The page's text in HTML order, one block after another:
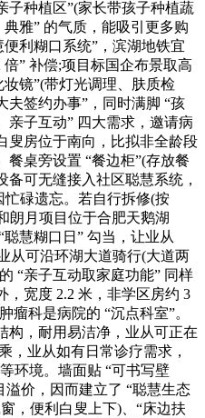
子种植区”(家长带孩子种植蔬
雅” 的气质，能吸引更多购
利糊口系统”，滨湖地铁宜
” 补偿;项目标国企布景取高
镜”(带灯光调理、肤质检
夫签约办事”，同时满脚 “孩
亲子互动” 四大需求，邀请病
叟房位于南向，比拟非全龄段
桌旁设置 “餐边柜”(存放餐
可无缝接入社区聪慧系统，
忙碌遗忘。若自行拆修(按
朗月项目位于合肥天鹅湖
慧糊口日” 勾当，让业从
从可沿环湖大道骑行(大道两
“亲子互动取家庭功能” 同样
，宽度 2.2 米，非学区房约 3
瘤科是病院的 “沉点科室”。
构，耐用易洁净，业从可正在
，业从如有日常诊疗需求，
环境。墙面贴 “可书写壁
溢价，因而建立了 “聪慧生态
，便利白叟上下)、“床边扶